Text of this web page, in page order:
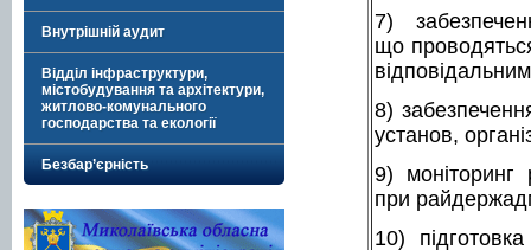
Внутрішній аудит
Відділ інфраструктури,
містобудування та архітектури,
житлово-комунального
господарства та екології
Безбар’єрність
7)
що
8)
установ,
9) моніторинг
при
10)